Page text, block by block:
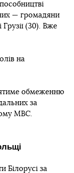
— громадяни
Грузії (30). Вже
на
обмеженню
за
МВС.
Білорусі за